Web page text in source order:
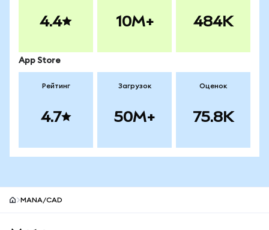
4.4 10M+ 484K
App Store
Рейтинг
4.7
Загрузок
50M+
Оценок
75.8K
MANA/CAD